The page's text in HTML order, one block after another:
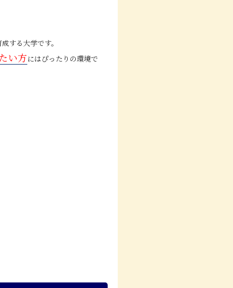
する大学です。
い方にはぴったりの環境で